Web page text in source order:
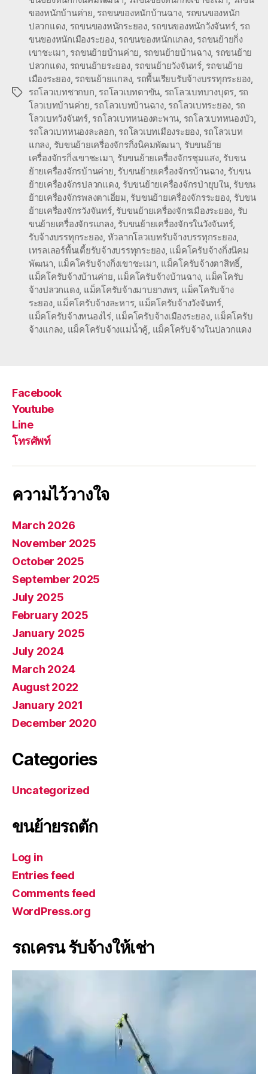
Tags
ของหนักบ้านค่าย, รถขนของหนักบ้านฉาง, รถขนของหนัก
ปลวกแดง, รถขนของหนักระยอง, รถขนของหนักวังจันทร์, รถ
ขนของหนักเมืองระยอง, รถขนของหนักแกลง, รถขนย้ายกิ่ง
เขาชะเมา, รถขนย้ายบ้านค่าย, รถขนย้ายบ้านฉาง, รถขนย้าย
ปลวกแดง, รถขนย้ายระยอง, รถขนย้ายวังจันทร์, รถขนย้าย
เมืองระยอง, รถขนย้ายแกลง, รถพื้นเรียบรับจ้างบรรทุกระยอง,
รถโลวเบทชากบก, รถโลวเบทตาขัน, รถโลวเบทบางบุตร, รถ
โลวเบทบ้านค่าย, รถโลวเบทบ้านฉาง, รถโลวเบทระยอง, รถ
โลวเบทวังจันทร์, รถโลวเบทหนองตะพาน, รถโลวเบทหนองบัว,
รถโลวเบทหนองละลอก, รถโลวเบทเมืองระยอง, รถโลวเบท
แกลง, รับขนย้ายเครื่องจักรกิ่งนิคมพัฒนา, รับขนย้าย
เครื่องจักรกิ่งเขาชะเมา, รับขนย้ายเครื่องจักรชุมแสง, รับขน
ย้ายเครื่องจักรบ้านค่าย, รับขนย้ายเครื่องจักรบ้านฉาง, รับขน
ย้ายเครื่องจักรปลวกแดง, รับขนย้ายเครื่องจักรป่ายุบใน, รับขน
ย้ายเครื่องจักรพลงตาเอี่ยม, รับขนย้ายเครื่องจักรระยอง, รับขน
ย้ายเครื่องจักรวังจันทร์, รับขนย้ายเครื่องจักรเมืองระยอง, รับ
ขนย้ายเครื่องจักรแกลง, รับขนย้ายเครื่องจักรในวังจันทร์,
รับจ้างบรรทุกระยอง, หัวลากโลวเบทรับจ้างบรรทุกระยอง,
เทรลเลอร์พื้นเตี้ยรับจ้างบรรทุกระยอง, แม็คโครับจ้างกิ่งนิคม
พัฒนา, แม็คโครับจ้างกิ่งเขาชะเมา, แม็คโครับจ้างตาสิทธิ์,
แม็คโครับจ้างบ้านค่าย, แม็คโครับจ้างบ้านฉาง, แม็คโครับ
จ้างปลวกแดง, แม็คโครับจ้างมาบยางพร, แม็คโครับจ้าง
ระยอง, แม็คโครับจ้างละหาร, แม็คโครับจ้างวังจันทร์,
แม็คโครับจ้างหนองไร่, แม็คโครับจ้างเมืองระยอง, แม็คโครับ
จ้างแกลง, แม็คโครับจ้างแม่น้ำคู้, แม็คโครับจ้างในปลวกแดง
Facebook
Youtube
Line
โทรศัพท์
ความไว้วางใจ
March 2026
November 2025
October 2025
September 2025
July 2025
February 2025
January 2025
July 2024
March 2024
August 2022
January 2021
December 2020
Categories
Uncategorized
ขนย้ายรถตัก
Log in
Entries feed
Comments feed
WordPress.org
รถเครน รับจ้างให้เช่า
l